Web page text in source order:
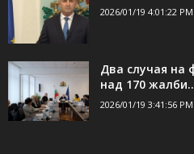
2026/01/19 4:01:22 PM
Два случая на
над 170
2026/01/19 3:41:56 PM